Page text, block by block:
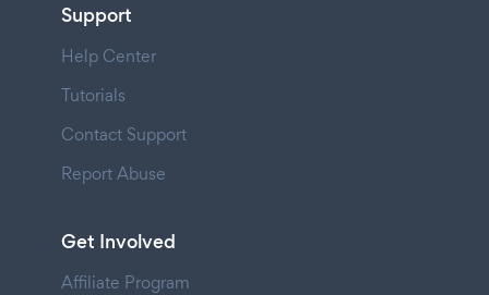
Support
Help Center
Tutorials
Contact Support
Report Abuse
Get Involved
Affiliate Program